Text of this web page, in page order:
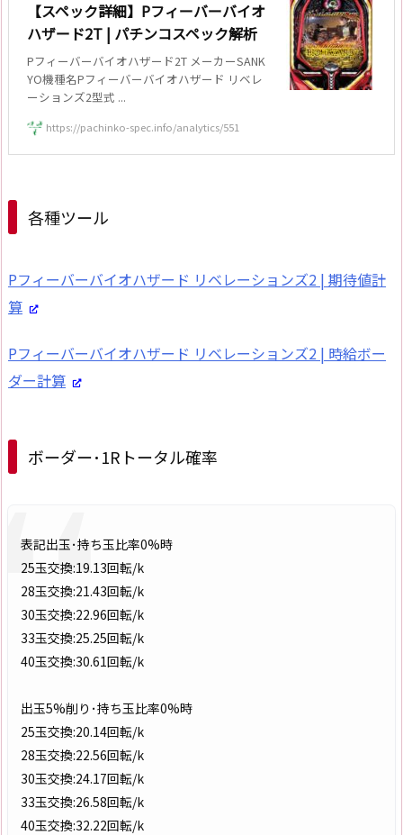
【スペック詳細】Pフィーバーバイオ
ハザード2T | パチンコスペック解析
Pフィーバーバイオハザード2T メーカーSANK
YO機種名Pフィーバーバイオハザード リベレ
ーションズ2型式 ...
https://pachinko-spec.info/analytics/551
各種ツール
Pフィーバーバイオハザード リベレーションズ2 | 期待値計
算
Pフィーバーバイオハザード リベレーションズ2 | 時給ボー
ダー計算
ボーダー･1Rトータル確率
表記出玉･持ち玉比率0%時
25玉交換:19.13回転/k
28玉交換:21.43回転/k
30玉交換:22.96回転/k
33玉交換:25.25回転/k
40玉交換:30.61回転/k
出玉5%削り･持ち玉比率0%時
25玉交換:20.14回転/k
28玉交換:22.56回転/k
30玉交換:24.17回転/k
33玉交換:26.58回転/k
40玉交換:32.22回転/k